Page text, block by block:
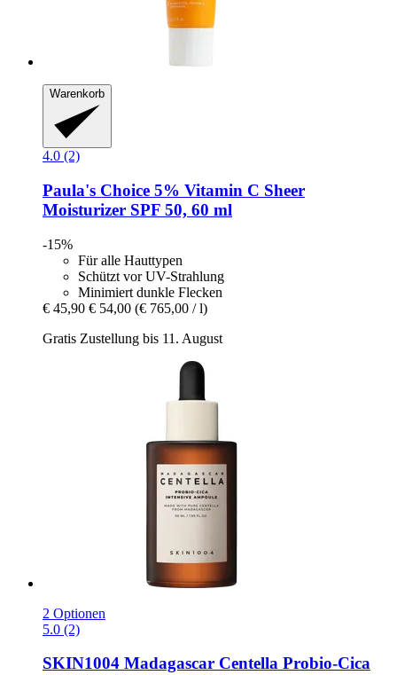
Warenkorb
4.0 (2)
Paula's Choice 5% Vitamin C Sheer
Moisturizer SPF 50, 60 ml
-15%
Für alle Hauttypen
Schützt vor UV-Strahlung
Minimiert dunkle Flecken
€ 45,90 € 54,00 (€ 765,00 / l)
Gratis Zustellung bis 11. August
2 Optionen
5.0 (2)
SKIN1004 Madagascar Centella Probio-​Cica